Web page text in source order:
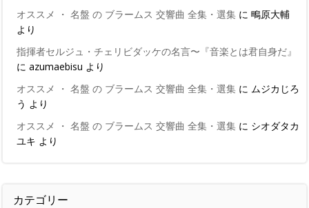
オススメ ・ 名盤 の ブラームス 交響曲 全集・選集 に 鴫原大輔
より
指揮者セルジュ・チェリビダッケの名言〜『音楽とは君自身だ』
に azumaebisu より
オススメ ・ 名盤 の ブラームス 交響曲 全集・選集 に ムジカじろ
う より
オススメ ・ 名盤 の ブラームス 交響曲 全集・選集 に シオダタカ
ユキ より
カテゴリー